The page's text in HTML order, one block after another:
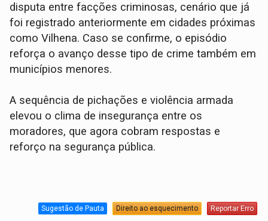
disputa entre facções criminosas, cenário que já
foi registrado anteriormente em cidades próximas
como Vilhena. Caso se confirme, o episódio
reforça o avanço desse tipo de crime também em
municípios menores.
A sequência de pichações e violência armada
elevou o clima de insegurança entre os
moradores, que agora cobram respostas e
reforço na segurança pública.
Sugestão de Pauta Direito ao esquecimento Reportar Erro